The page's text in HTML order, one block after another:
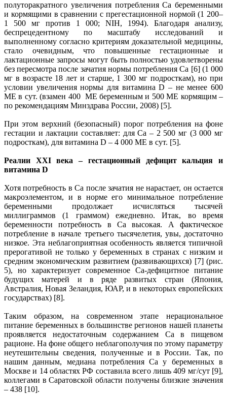
полуторакратного увеличения потребления Са беременными
и кормящими в сравнении с прегестационной нормой (1 200–
1 500 мг против 1 000; NIH, 1994). Благодаря анализу,
беспрецедентному по масштабу исследований и
выполненному согласно критериям доказательной медицины,
стало очевидным, что повышенные гестационные и
лактационные запросы могут быть полностью удовлетворены
без пересмотра после зачатия нормы потребления Са [6] (1 000
мг в возрасте 18 лет и старше, 1 300 мг подросткам), но при
условии увеличения нормы для витамина D – не менее 600
МЕ в сут. (взамен 400 МЕ беременным и 500 МЕ кормящим –
по рекомендациям Минздрава России, 2008) [5].
При этом верхний (безопасный) порог потребления на фоне
гестации и лактации составляет: для Са – 2 500 мг (3 000 мг
подросткам), для витамина D – 4 000 МЕ в сут. [5].
Реалии XXI века – гестационный дефицит кальция и
витамина D
Хотя потребность в Са после зачатия не нарастает, он остается
макроэлементом, и в норме его минимальное потребление
беременными продолжает исчисляться тысячей
миллиграммов (1 граммом) ежедневно. Итак, во время
беременности потребность в Са высокая. А фактическое
потребление в начале третьего тысячелетия, увы, достаточно
низкое. Эта неблагоприятная особенность является типичной
прерогативой не только у беременных в странах с низким и
средним экономическим развитием (развивающихся) [7] (рис.
5), но характеризует современное Са-дефицитное питание
будущих матерей и в ряде развитых стран (Япония,
Австралия, Новая Зеландия, ЮАР, и в некоторых европейских
государствах) [8].
Таким образом, на современном этапе нерациональное
питание беременных в большинстве регионов нашей планеты
проявляется недостаточным содержанием Са в пищевом
рационе. На фоне общего неблагополучия по этому параметру
неутешительны сведения, полученные и в России. Так, по
нашим данным, медиана потребления Са у беременных в
Москве и 14 областях РФ составила всего лишь 409 мг/сут [9],
коллегами в Саратовской области получены близкие значения
– 438 [10].